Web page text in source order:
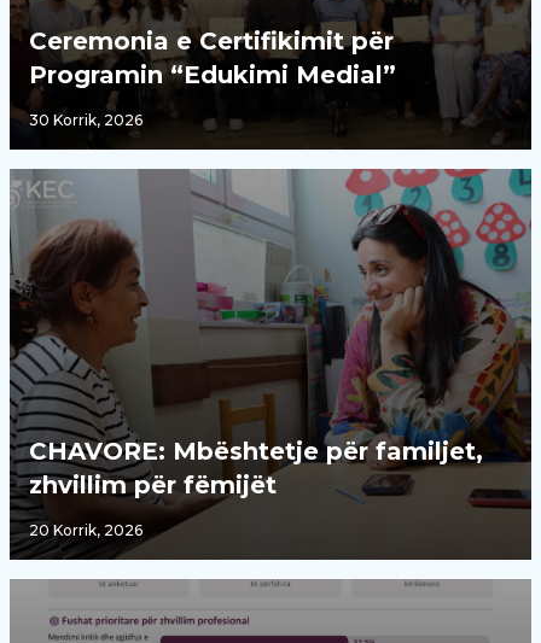
Ceremonia e Certifikimit për
Programin “Edukimi Medial”
30 Korrik, 2026
CHAVORE: Mbështetje për familjet,
zhvillim për fëmijët
20 Korrik, 2026